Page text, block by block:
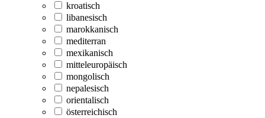
kroatisch
libanesisch
marokkanisch
mediterran
mexikanisch
mitteleuropäisch
mongolisch
nepalesisch
orientalisch
österreichisch